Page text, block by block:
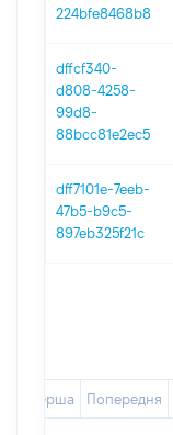
224bfe8468b8
dffcf340-
d808-4258-
99d8-
88bcc81e2ec5
dff7101e-7eeb-
47b5-b9c5-
897eb325f21c
Перша Попередня